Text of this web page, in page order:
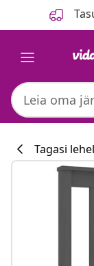
Tagasi